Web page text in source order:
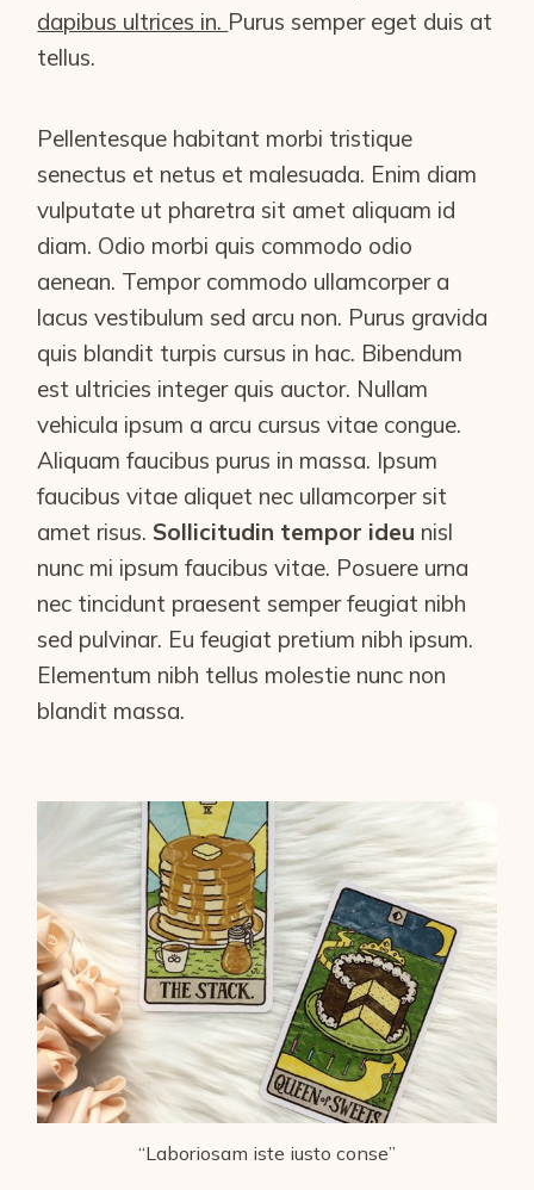
dapibus ultrices in. Purus semper eget duis at
tellus.
Pellentesque habitant morbi tristique
senectus et netus et malesuada. Enim diam
vulputate ut pharetra sit amet aliquam id
diam. Odio morbi quis commodo odio
aenean. Tempor commodo ullamcorper a
lacus vestibulum sed arcu non. Purus gravida
quis blandit turpis cursus in hac. Bibendum
est ultricies integer quis auctor. Nullam
vehicula ipsum a arcu cursus vitae congue.
Aliquam faucibus purus in massa. Ipsum
faucibus vitae aliquet nec ullamcorper sit
amet risus. Sollicitudin tempor ideu nisl
nunc mi ipsum faucibus vitae. Posuere urna
nec tincidunt praesent semper feugiat nibh
sed pulvinar. Eu feugiat pretium nibh ipsum.
Elementum nibh tellus molestie nunc non
blandit massa.
“Laboriosam iste iusto conse”